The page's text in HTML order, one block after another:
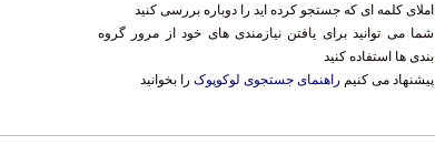
املای کلمه ای که جستجو کرده اید را دوباره بررسی کنید
شما می توانید برای یافتن نیازمندی های خود از مرور گروه
بندی ها استفاده کنید
پیشنهاد می کنیم راهنمای جستجوی لوکوپوک را بخوانید